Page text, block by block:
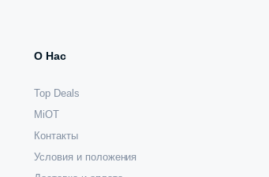
О Нас
Top Deals
MiOT
Контакты
Условия и положения